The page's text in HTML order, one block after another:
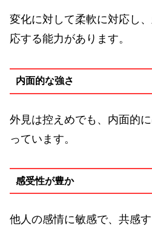
変化に対して柔軟に対応し
応する能力があります。
内面的な強さ
外見は控えめでも、内面的
っています。
感受性が豊か
他人の感情に敏感で、共感